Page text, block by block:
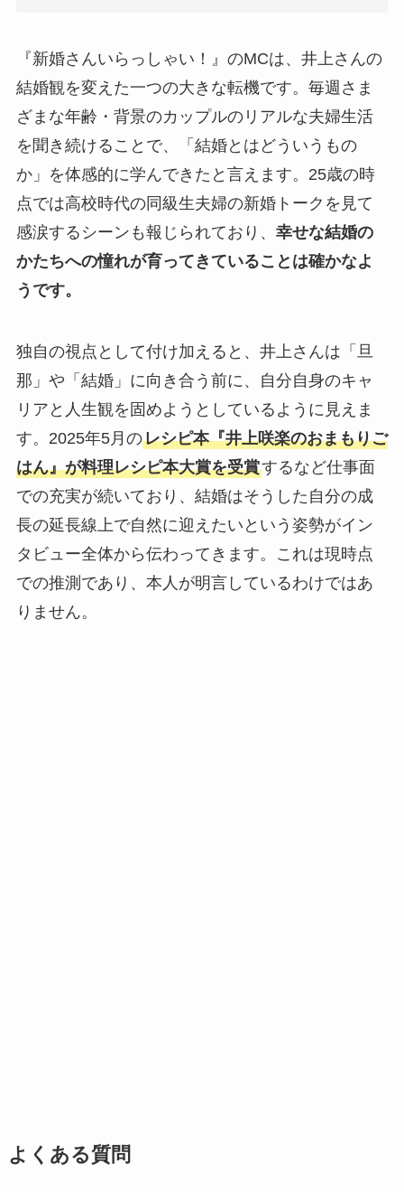
『新婚さんいらっしゃい！』のMCは、井上さんの
結婚観を変えた一つの大きな転機です。毎週さま
ざまな年齢・背景のカップルのリアルな夫婦生活
を聞き続けることで、「結婚とはどういうもの
か」を体感的に学んできたと言えます。25歳の時
点では高校時代の同級生夫婦の新婚トークを見て
感涙するシーンも報じられており、 幸せな結婚の
かたちへの憧れが育ってきていることは確かなよ
うです。
独自の視点として付け加えると、井上さんは「旦
那」や「結婚」に向き合う前に、自分自身のキャ
リアと人生観を固めようとしているように見えま
す。2025年5月のレシピ本『井上咲楽のおまもりご
はん』が料理レシピ本大賞を受賞するなど仕事面
での充実が続いており、結婚はそうした自分の成
長の延長線上で自然に迎えたいという姿勢がイン
タビュー全体から伝わってきます。これは現時点
での推測であり、本人が明言しているわけではあ
りません。
よくある質問